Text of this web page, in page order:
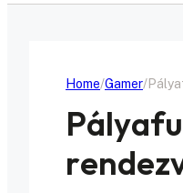
Home Gamer